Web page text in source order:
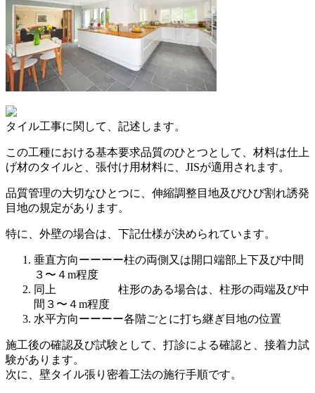
タイル工事に関して、記述します。
この工種における基本要求品質のひとつとして、材料は仕上
げ材のタイルと、張付け用材料に、JISが適用されます。
品質管理の大切なひとつに、伸縮調整目地及びひび割れ誘発
目地の規定があります。
特に、外壁の場合は、下記仕様が決められています。
垂直方向ーーーー柱の両側又は開口端部上下及び中間
３〜４m程度
同上 柱形のある場合は、柱形の両端及び中
間３〜４m程度
水平方向ーーーー各階ごとに打ち継ぎ目地の位置
施工後の確認及び試験として、打診による確認と、接着力試
験があります。
次に、壁タイル張り密着工法の施行手順です。